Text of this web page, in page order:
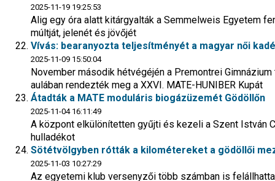
2025-11-19 19:25:53
Alig egy óra alatt kitárgyalták a Semmelweis Egyetem
múltját, jelenét és jövőjét
Vívás: bearanyozta teljesítményét a magyar női
2025-11-09 15:50:04
November második hétvégéjén a Premontrei
aulában rendezték meg a XXVI. MATE-HUNIBER Kupát
Átadták a MATE moduláris biogázüzemét Gödöllőn
2025-11-04 16:11:49
A központ elkülönítetten gyűjti és kezeli a Szent István
hulladékot
Sötétvölgyben rótták a kilométereket a gödöllői
2025-11-03 10:27:29
Az egyetemi klub versenyzői több számban is